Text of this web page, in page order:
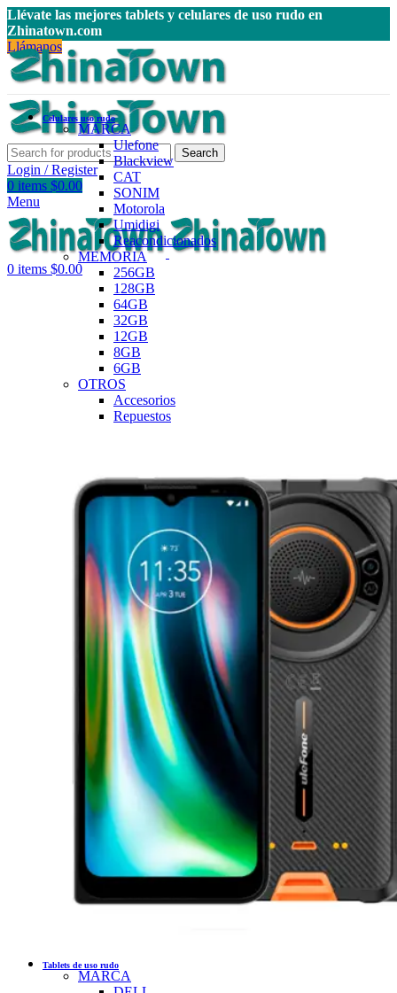
Llévate las mejores tablets y celulares de uso rudo en
Zhinatown.com
Llámanos
Search
Login / Register
0 items $0.00
Menu
0 items $0.00
Celulares uso rudo
MARCA
Ulefone
Blackview
CAT
SONIM
Motorola
Umidigi
Reacondicionados
MEMORIA
256GB
128GB
64GB
32GB
12GB
8GB
6GB
OTROS
Accesorios
Repuestos
Tablets de uso rudo
MARCA